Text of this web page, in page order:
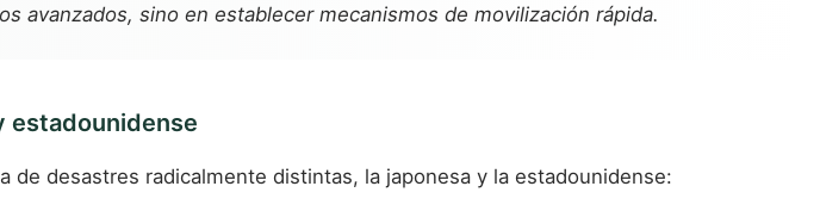
avanzados, sino en establecer mecanismos de movilización rápida.
estadounidense
desastres radicalmente distintas, la japonesa y la estadounidense: